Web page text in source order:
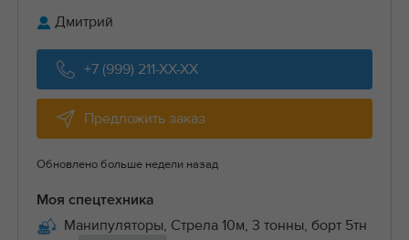
Дмитрий
+7 (999) 211-XX-XX
Предложить заказ
Обновлено больше недели назад
Моя спецтехника
Манипуляторы, Стрела 10м, 3 тонны, борт 5тн